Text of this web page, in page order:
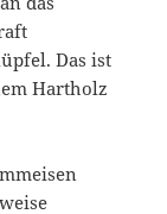
Das ist
Hartholz